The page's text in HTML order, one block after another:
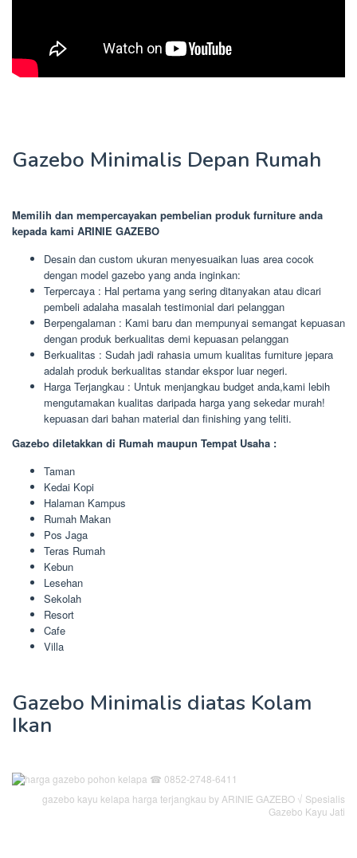
Gazebo Minimalis Depan Rumah
Memilih dan mempercayakan pembelian produk furniture anda
kepada kami ARINIE GAZEBO
Desain dan custom ukuran menyesuaikan luas area cocok
dengan model gazebo yang anda inginkan:
Terpercaya : Hal pertama yang sering ditanyakan atau dicari
pembeli adalaha masalah testimonial dari pelanggan
Berpengalaman : Kami baru dan mempunyai semangat kepuasan
dengan produk berkualitas demi kepuasan pelanggan
Berkualitas : Sudah jadi rahasia umum kualitas furniture jepara
adalah produk berkualitas standar ekspor luar negeri.
Harga Terjangkau : Untuk menjangkau budget anda,kami lebih
mengutamakan kualitas daripada harga yang sekedar murah!
kepuasan dari bahan material dan finishing yang teliti.
Gazebo diletakkan di Rumah maupun Tempat Usaha :
Taman
Kedai Kopi
Halaman Kampus
Rumah Makan
Pos Jaga
Teras Rumah
Kebun
Lesehan
Sekolah
Resort
Cafe
Villa
Gazebo Minimalis diatas Kolam
Ikan
gazebo kayu kelapa harga terjangkau by ARINIE GAZEBO √ Spesialis
Gazebo Kayu Jati